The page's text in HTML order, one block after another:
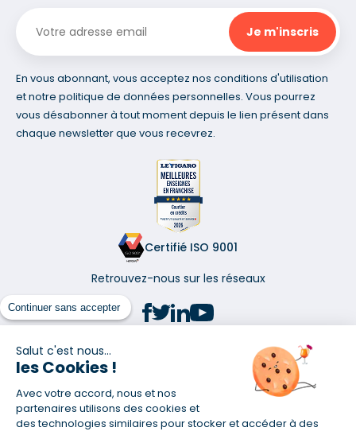
Continuer sans accepter
Salut c'est nous...
les Cookies !
Avec votre accord, nous et nos
partenaires utilisons des cookies et
des technologies similaires pour stocker et accéder à des
En vous abonnant, vous acceptez nos conditions d'utilisation
et notre politique de données personnelles. Vous pourrez
vous désabonner à tout moment depuis le lien présent dans
chaque newsletter que vous recevrez.
Certifié ISO 9001
Retrouvez-nous sur les réseaux
(1) Taux fixe national hors assurance et selon votre profil
(2) Économie de 65 % pour l'assurance d'un prêt amortissable de 330
457,23 € à 0,90 % sur 19,5 ans, accordé à un salarié non cadre assuré à
100 % (décès, PTIA, IPP, ITT, IPP) âgé de 36 ans fumeur et une personne